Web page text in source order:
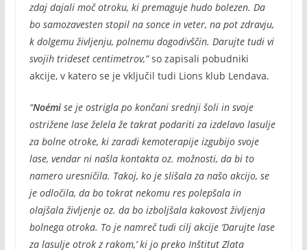
zdaj dajali moč otroku, ki premaguje hudo bolezen. Da
bo samozavesten stopil na sonce in veter, na pot zdravju,
k dolgemu življenju, polnemu dogodivščin. Darujte tudi vi
svojih trideset centimetrov,”so zapisali pobudniki
akcije, v katero se je vključil tudi Lions klub Lendava.
“Noémise je ostrigla po končani srednji šoli in svoje
ostrižene lase želela že takrat podariti za izdelavo lasulje
za bolne otroke, ki zaradi kemoterapije izgubijo svoje
lase, vendar ni našla kontakta oz. možnosti, da bi to
namero uresničila. Takoj, ko je slišala za našo akcijo, se
je odločila, da bo tokrat nekomu res polepšala in
olajšala življenje oz. da bo izboljšala kakovost življenja
bolnega otroka. To je namreč tudi cilj akcije ‘Darujte lase
za lasulje otrok z rakom,’ ki jo preko Inštitut Zlata